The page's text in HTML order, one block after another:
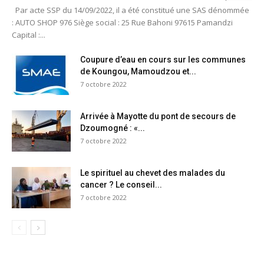
Par acte SSP du 14/09/2022, il a été constitué une SAS dénommée
: AUTO SHOP 976 Siège social : 25 Rue Bahoni 97615 Pamandzi
Capital :...
Coupure d’eau en cours sur les communes
de Koungou, Mamoudzou et...
7 octobre 2022
Arrivée à Mayotte du pont de secours de
Dzoumogné : «...
7 octobre 2022
Le spirituel au chevet des malades du
cancer ? Le conseil...
7 octobre 2022